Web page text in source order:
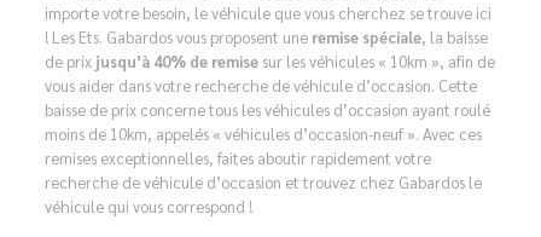
importe votre besoin, le véhicule que vous cherchez se trouve ici
! Les Ets. Gabardos vous proposent une remise spéciale, la baisse
de prix jusqu’à 40% de remise sur les véhicules « 10km », afin de
vous aider dans votre recherche de véhicule d’occasion. Cette
baisse de prix concerne tous les véhicules d’occasion ayant roulé
moins de 10km, appelés « véhicules d’occasion-neuf ». Avec ces
remises exceptionnelles, faites aboutir rapidement votre
recherche de véhicule d’occasion et trouvez chez Gabardos le
véhicule qui vous correspond !